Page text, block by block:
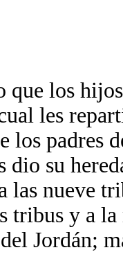
que los
les
los padres
dio su
las nueve
tribus y a
Jordán;